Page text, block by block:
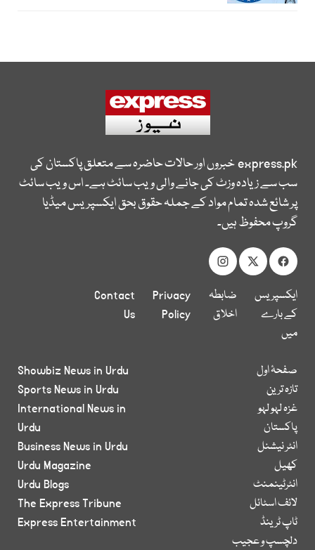
express.pkخبروں اور حالات حاضرہ سے متعلق پاکستان کی
سب سے زیادہ وزٹ کی جانے والی ویب سائٹ ہے۔ اس ویب سائٹ
پر شائع شدہ تمام مواد کے جملہ حقوق بحق ایکسپریس میڈیا
گروپ محفوظ ہیں۔
ایکسپریس
کے بارے
میں
ضابطہ
اخلاق
Privacy
Policy
Contact
Us
صفحۂ اول
تازہ ترین
غزہ لہو لہو
پاکستان
انٹر نیشنل
کھیل
انٹرٹینمنٹ
لائف اسٹائل
ٹاپ ٹرینڈ
دلچسپ و عجیب
Showbiz News in Urdu
Sports News in Urdu
International News in
Urdu
Business News in Urdu
Urdu Magazine
Urdu Blogs
The Express Tribune
Express Entertainment